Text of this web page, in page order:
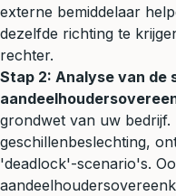
externe bemiddelaar
dezelfde richting te
rechter.
Stap 2: Analyse van de
grondwet van uw
geschillenbeslechting,
'deadlock'-scenario's.